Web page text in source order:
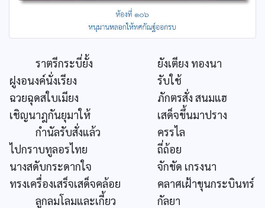
ราตรีกระบี่ยั้ง
ยังเตียง ทองนา
ฝูงอนงค์นั่งเรียง
รับใช้
ฉวยฉุดสใบเมียง
ภักตรสั่ง สนมแฮ
เชิญนาฎกันยุมาให้
เสด็จขึ้นมาปราง
กำนัลรับสั่งแล้ว
ครรไล
ไปกราบทูลอรไทย
ถี่ถ้อย
นางสดับกระดากใจ
จักขัด เกรงนา
ทรงเครื่องเสร็จเสด็จคล้อย
คลาศเฝ้าขุนกระบินทร์
ลูกลมโลมและเกี้ยว
กัลยา